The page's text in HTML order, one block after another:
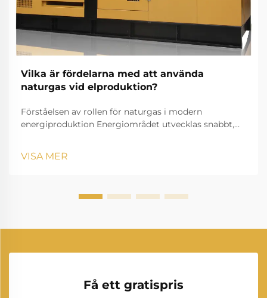
Vilka är fördelarna med att använda
naturgas vid elproduktion?
Förståelsen av rollen för naturgas i modern
energiproduktion Energiområdet utvecklas snabbt,
världen över söker renare, mer effektiva...
VISA MER
Få ett gratispris